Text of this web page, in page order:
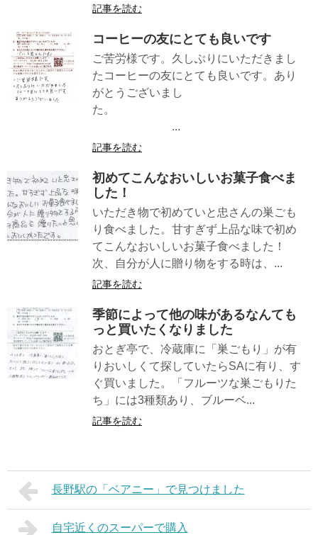
記事を読む
コーヒーの友にとても良いです
ご苦労様です。久しぶりにいただきまし
たコーヒーの友にとても良いです。あり
がとうございまし
た。
...
記事を読む
初めてこんなおいしいお菓子食べま
した！
いただき物で初めていと忠さんの巣ごも
り食べました。甘すぎず上品な味で初め
てこんなおいしいお菓子食べました！
次、自分が人に贈り物をする時は、...
記事を読む
季節によって他の味があるなんても
っと買いたくなりました
おとぎ亭で、冷蔵庫に「巣ごもり」が有
りおいしくて探していたらSAに有り、す
ぐ買いました。「フルーツな巣ごもりた
ち」には3種類あり、ブルーベ...
記事を読む
長野駅の「ベアニー」で見つけました
自宅近くのスーパーで購入